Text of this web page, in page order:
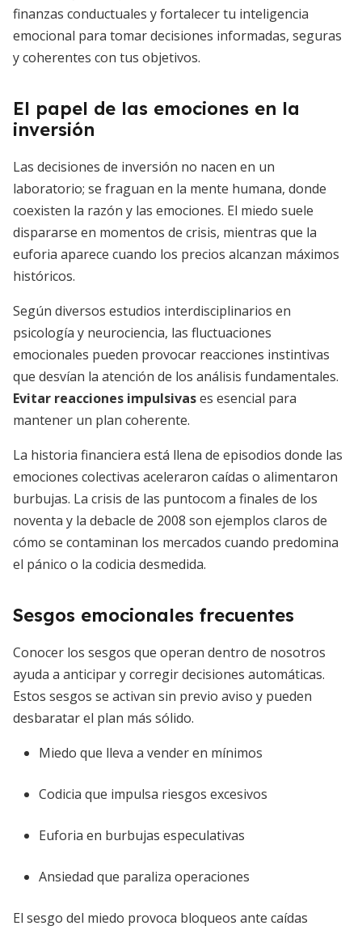
finanzas conductuales y fortalecer tu inteligencia
emocional para tomar decisiones informadas, seguras
y coherentes con tus objetivos.
El papel de las emociones en la
inversión
Las decisiones de inversión no nacen en un
laboratorio; se fraguan en la mente humana, donde
coexisten la razón y las emociones. El miedo suele
dispararse en momentos de crisis, mientras que la
euforia aparece cuando los precios alcanzan máximos
históricos.
Según diversos estudios interdisciplinarios en
psicología y neurociencia, las fluctuaciones
emocionales pueden provocar reacciones instintivas
que desvían la atención de los análisis fundamentales.
Evitar reacciones impulsivases esencial para
mantener un plan coherente.
La historia financiera está llena de episodios donde las
emociones colectivas aceleraron caídas o alimentaron
burbujas. La crisis de las puntocom a finales de los
noventa y la debacle de 2008 son ejemplos claros de
cómo se contaminan los mercados cuando predomina
el pánico o la codicia desmedida.
Sesgos emocionales frecuentes
Conocer los sesgos que operan dentro de nosotros
ayuda a anticipar y corregir decisiones automáticas.
Estos sesgos se activan sin previo aviso y pueden
desbaratar el plan más sólido.
Miedo que lleva a vender en mínimos
Codicia que impulsa riesgos excesivos
Euforia en burbujas especulativas
Ansiedad que paraliza operaciones
El sesgo del miedo provoca bloqueos ante caídas